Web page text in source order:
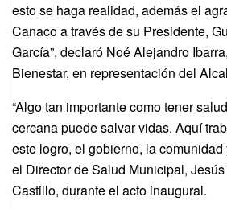
esto se haga realidad, además el
Canaco a través de su Presidente,
García”, declaró Noé Alejandro
Bienestar, en representación del
“Algo tan importante como tener
cercana puede salvar vidas. Aquí
este logro, el gobierno, la comunidad
el Director de Salud Municipal,
Castillo, durante el acto inaugural.